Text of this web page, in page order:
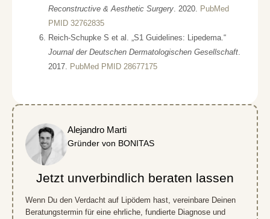
Reconstructive & Aesthetic Surgery. 2020. PubMed
PMID 32762835
Reich-Schupke S et al. „S1 Guidelines: Lipedema.“
Journal der Deutschen Dermatologischen Gesellschaft.
2017. PubMed PMID 28677175
Alejandro Marti
Gründer von BONITAS
Jetzt unverbindlich beraten lassen
Wenn Du den Verdacht auf Lipödem hast, vereinbare Deinen
Beratungstermin für eine ehrliche, fundierte Diagnose und